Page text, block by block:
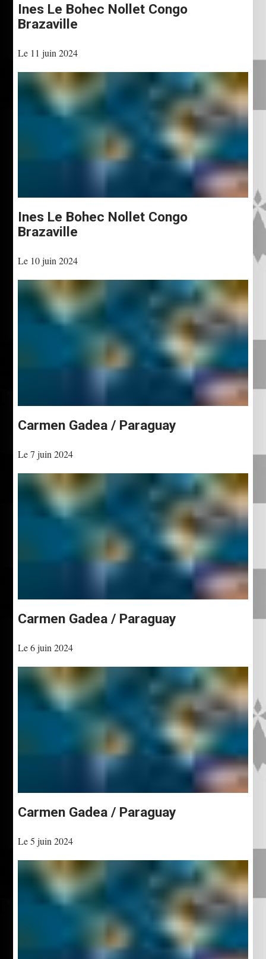
Ines Le Bohec Nollet Congo
Brazaville
Le 11 juin 2024
Ines Le Bohec Nollet Congo
Brazaville
Le 10 juin 2024
Carmen Gadea / Paraguay
Le 7 juin 2024
Carmen Gadea / Paraguay
Le 6 juin 2024
Carmen Gadea / Paraguay
Le 5 juin 2024